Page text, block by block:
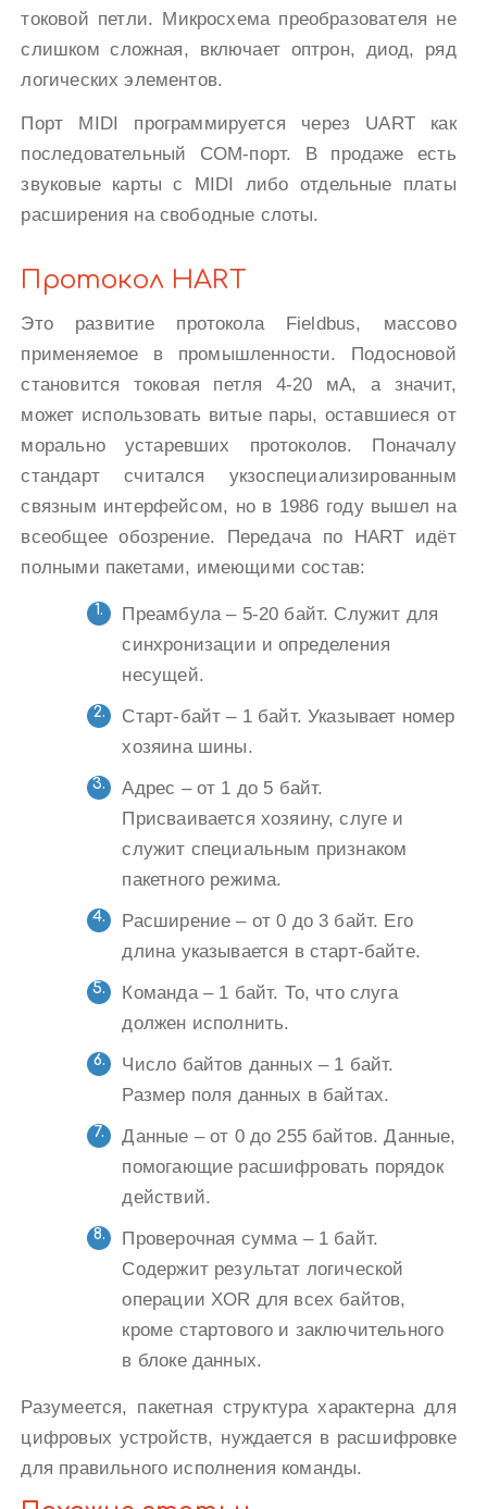
токовой петли. Микросхема преобразователя не
слишком сложная, включает оптрон, диод, ряд
логических элементов.
Порт MIDI программируется через UART как
последовательный COM-порт. В продаже есть
звуковые карты с MIDI либо отдельные платы
расширения на свободные слоты.
Протокол HART
Это развитие протокола Fieldbus, массово
применяемое в промышленности. Подосновой
становится токовая петля 4-20 мА, а значит,
может использовать витые пары, оставшиеся от
морально устаревших протоколов. Поначалу
стандарт считался укзоспециализированным
связным интерфейсом, но в 1986 году вышел на
всеобщее обозрение. Передача по HART идёт
полными пакетами, имеющими состав:
Преамбула – 5-20 байт. Служит для
синхронизации и определения
несущей.
Старт-байт – 1 байт. Указывает номер
хозяина шины.
Адрес – от 1 до 5 байт.
Присваивается хозяину, слуге и
служит специальным признаком
пакетного режима.
Расширение – от 0 до 3 байт. Его
длина указывается в старт-байте.
Команда – 1 байт. То, что слуга
должен исполнить.
Число байтов данных – 1 байт.
Размер поля данных в байтах.
Данные – от 0 до 255 байтов. Данные,
помогающие расшифровать порядок
действий.
Проверочная сумма – 1 байт.
Содержит результат логической
операции XOR для всех байтов,
кроме стартового и заключительного
в блоке данных.
Разумеется, пакетная структура характерна для
цифровых устройств, нуждается в расшифровке
для правильного исполнения команды.